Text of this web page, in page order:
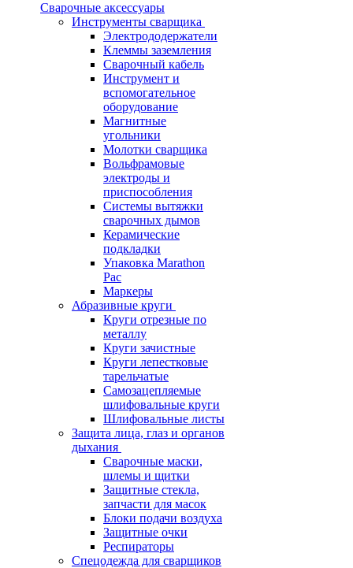
Сварочные аксессуары
Инструменты сварщика
Электрододержатели
Клеммы заземления
Сварочный кабель
Инструмент и
вспомогательное
оборудование
Магнитные
угольники
Молотки сварщика
Вольфрамовые
электроды и
приспособления
Системы вытяжки
сварочных дымов
Керамические
подкладки
Упаковка Marathon
Pac
Маркеры
Абразивные круги
Круги отрезные по
металлу
Круги зачистные
Круги лепестковые
тарельчатые
Самозацепляемые
шлифовальные круги
Шлифовальные листы
Защита лица, глаз и органов
дыхания
Сварочные маски,
шлемы и щитки
Защитные стекла,
запчасти для масок
Блоки подачи воздуха
Защитные очки
Респираторы
Спецодежда для сварщиков